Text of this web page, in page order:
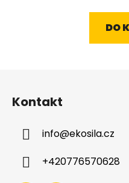
DO
Kontakt
info@ekosila.cz
+420776570628